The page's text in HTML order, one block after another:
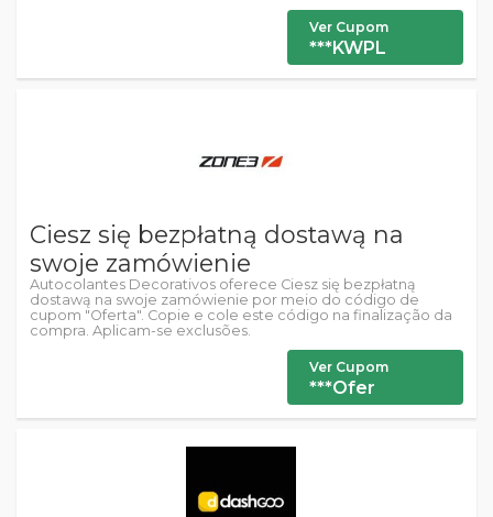
Ver Cupom
***KWPL
Ciesz się bezpłatną dostawą na
swoje zamówienie
Autocolantes Decorativos oferece Ciesz się bezpłatną
dostawą na swoje zamówienie por meio do código de
cupom "Oferta". Copie e cole este código na finalização da
compra. Aplicam-se exclusões.
Ver Cupom
***Ofer